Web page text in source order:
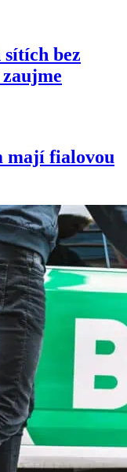
sítích bez
mají fialovou